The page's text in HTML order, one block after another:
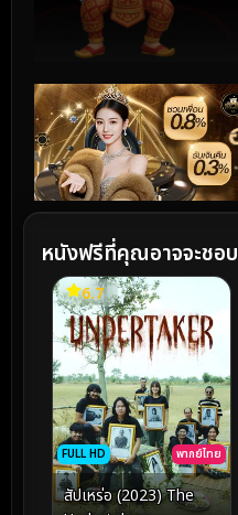
หนังฟรีที่คุณอาจจะชอบ
FULL HD พากย์ไทย
6.7
สัปเหร่อ (2023) The